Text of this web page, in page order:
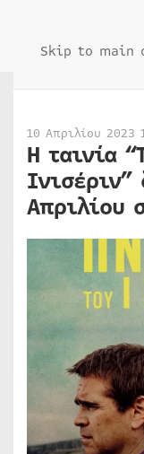
Skip to main
10 Απριλίου 2023
H ταινία
Απριλίου